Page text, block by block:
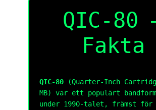
QIC-80
Fakta
QIC-80 (Quarter-Inch
MB) var ett populärt
under 1990-talet, främst för